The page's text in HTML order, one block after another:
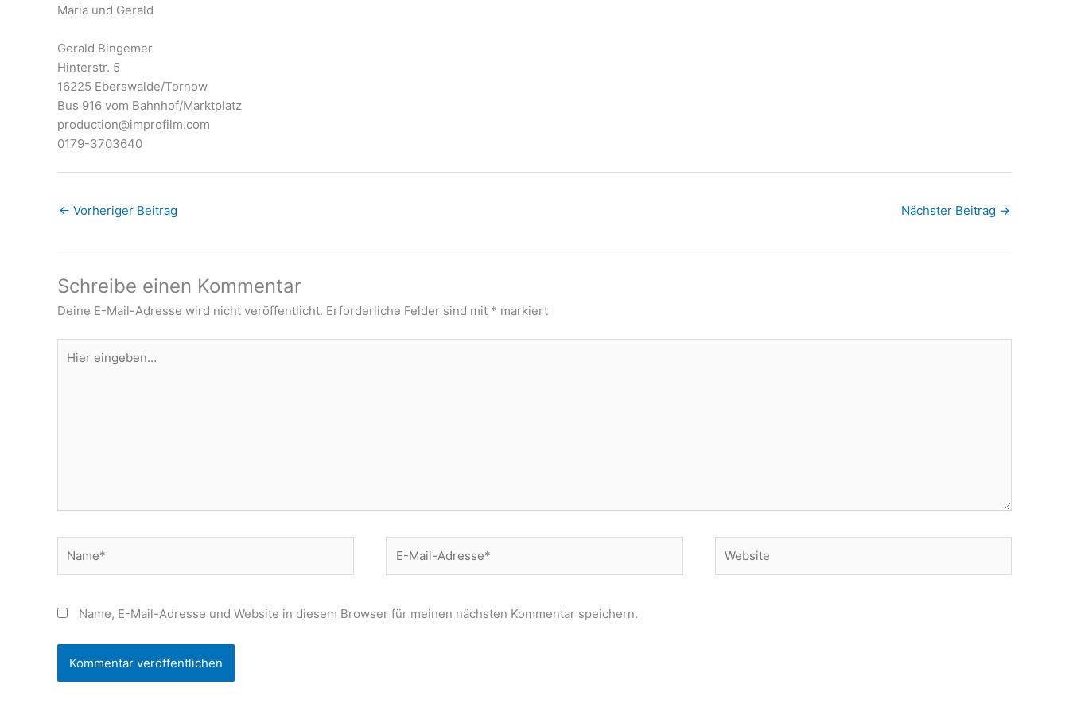
Maria und Gerald
Gerald Bingemer
Hinterstr. 5
16225 Eberswalde/Tornow
Bus 916 vom Bahnhof/Marktplatz
production@improfilm.com
0179-3703640
← Vorheriger Beitrag Nächster Beitrag →
Schreibe einen Kommentar
Deine E-Mail-Adresse wird nicht veröffentlicht. Erforderliche Felder sind mit * markiert
eingeben…
Mail-
Name, E-Mail-Adresse und Website in diesem Browser für meinen nächsten Kommentar speichern.